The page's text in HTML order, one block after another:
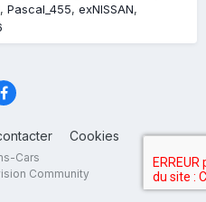
Pascal_455 exNISSAN
Cookies
Cars
Community